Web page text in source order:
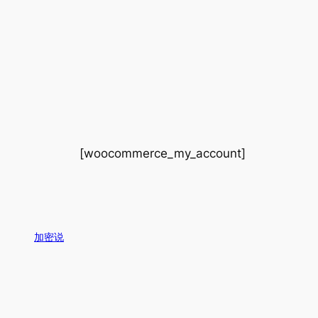
[woocommerce_my_account]
加密说